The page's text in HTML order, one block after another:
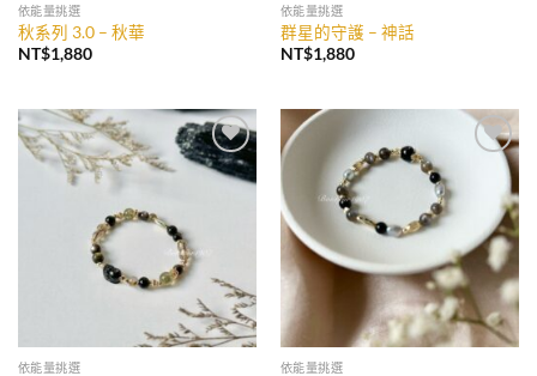
依能量挑選
秋系列 3.0 – 秋華
NT$1,880
依能量挑選
群星的守護 – 神話
NT$1,880
加入
收藏
依能量挑選
加入
依能量挑選